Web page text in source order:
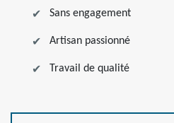
Sans engagement
Artisan passionné
Travail de qualité